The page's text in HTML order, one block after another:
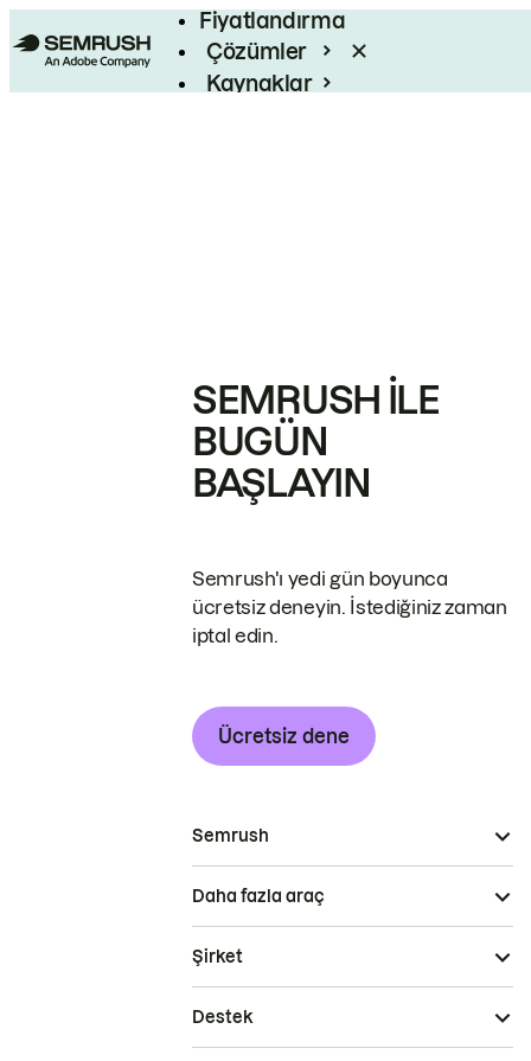
Fiyatlandırma
Çözümler
Kaynaklar
SEMRUSH ILE
BUGÜN
BAŞLAYIN
Semrush'ı yedi gün boyunca
ücretsiz deneyin. İstediğiniz zaman
iptal edin.
Ücretsiz dene
Semrush
Daha fazla araç
Şirket
Destek